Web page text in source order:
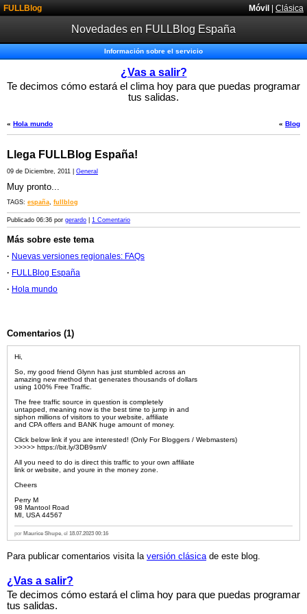
Móvil | Clásica
FULLBlog
Novedades en FULLBlog España
Información sobre el servicio
¿Vas a salir?
Te decimos cómo estará el clima hoy para que puedas programar
tus salidas.
« Blog
« Hola mundo
Llega FULLBlog España!
09 de Diciembre, 2011 | General
Muy pronto...
TAGS: españa, fullblog
Publicado 06:36 por gerardo 1 Comentario
Más sobre este tema
· Nuevas versiones regionales: FAQs
· FULLBlog España
· Hola mundo
Comentarios (1)
Hi,
So, my good friend Glynn has just stumbled across an
amazing new method that generates thousands of dollars
using 100% Free Traffic.
The free traffic source in question is completely
untapped, meaning now is the best time to jump in and
siphon millions of visitors to your website, affiliate
and CPA offers and BANK huge amount of money.
Click below link if you are interested! (Only For Bloggers / Webmasters)
>>>>> https://bit.ly/3DB9smV
All you need to do is direct this traffic to your own affiliate
link or website, and youre in the money zone.
Cheers
Perry M
98 Mantool Road
MI, USA 44567
por Maurice Shupe, el 18.07.2023 00:16
Para publicar comentarios visita la versión clásicade este blog.
¿Vas a salir?
Te decimos cómo estará el clima hoy para que puedas programar
tus salidas.